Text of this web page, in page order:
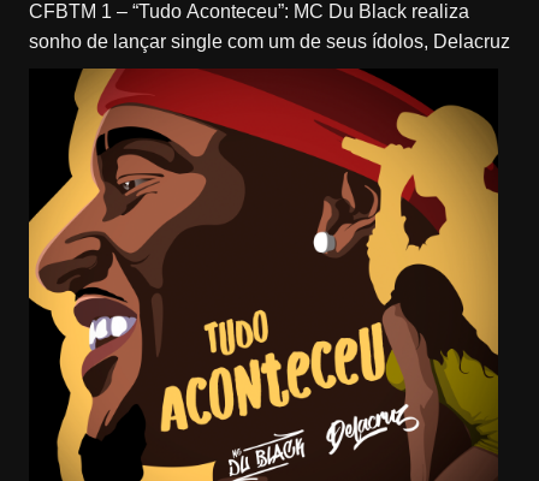
CFBTM 1 – “Tudo Aconteceu”: MC Du Black realiza
sonho de lançar single com um de seus ídolos, Delacruz